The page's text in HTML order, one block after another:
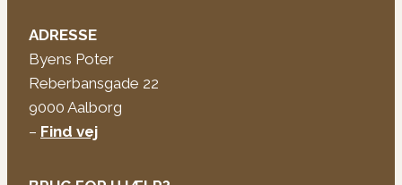
ADRESSE
Byens Poter
Reberbansgade 22
9000 Aalborg
– Find vej